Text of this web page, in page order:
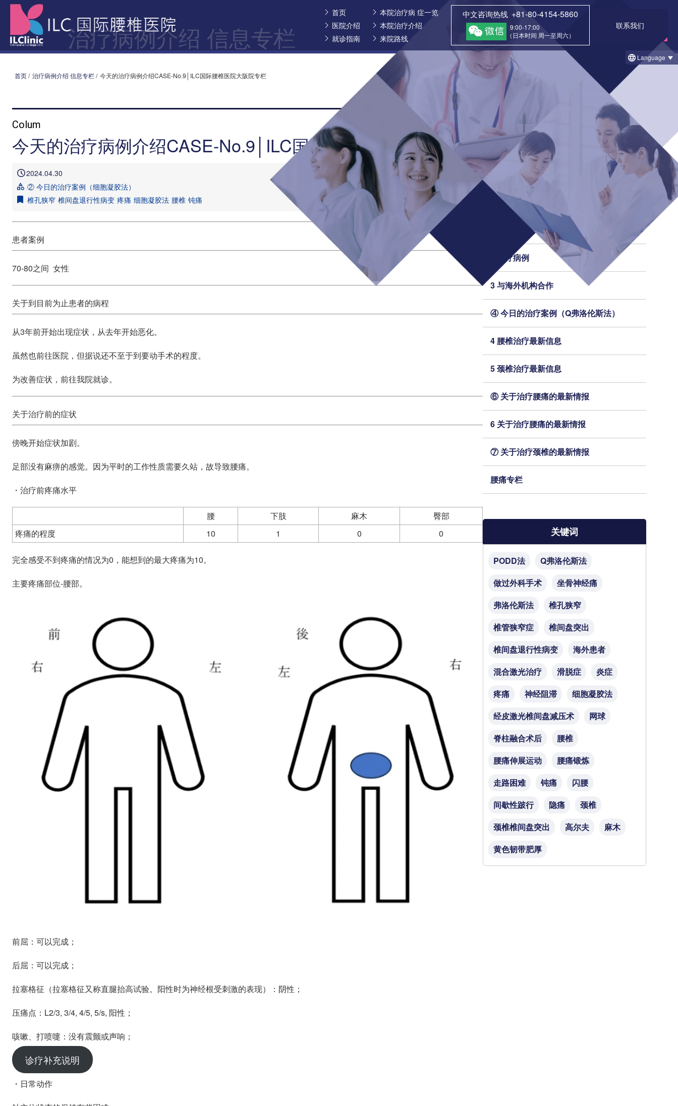
首页
医院介绍
就诊指南
本院治疗病 症一览
本院治疗介绍
来院路线
中文咨询热线 +81-80-4154-5860
9:00-17:00
（日本时间 周一至周六）
联系我们
Language
治疗病例介绍 信息专栏
首页/ 治疗病例介绍 信息专栏/ 今天的治疗病例介绍CASE-No.9│ILC国际腰椎医院大阪院专栏
Colum
今天的治疗病例介绍CASE-No.9│ILC国际腰椎医院大阪院专栏
2024.04.30
② 今日的治疗案例（细胞凝胶法）
椎孔狭窄 椎间盘退行性病变 疼痛 细胞凝胶法 腰椎 钝痛
患者案例
70-80之间 女性
关于到目前为止患者的病程
从3年前开始出现症状，从去年开始恶化。
虽然也前往医院，但据说还不至于到要动手术的程度。
为改善症状，前往我院就诊。
关于治疗前的症状
傍晚开始症状加剧。
足部没有麻痹的感觉。因为平时的工作性质需要久站，故导致腰痛。
・治疗前疼痛水平
腰 下肢 麻木
臀部
疼痛的程度
10 1 0 0
完全感受不到疼痛的情况为0，能想到的最大疼痛为10。
主要疼痛部位-腰部。
前屈：可以完成；
后屈：可以完成；
拉塞格征（拉塞格征又称直腿抬高试验。阳性时为神经根受刺激的表现）：阴性；
压痛点：L2/3, 3/4, 4/5, 5/s, 阳性；
咳嗽、打喷嚏：没有震颤或声响；
诊疗补充说明
・日常动作
① 治疗前和治疗后的案例
1 治疗后回访调查结果例
② 今日的治疗案例（细胞凝胶法）
2 今日的治疗案例（细胞凝胶法）
2 治疗病例
3 与海外机构合作
④ 今日的治疗案例（Q弗洛伦斯法）
4 腰椎治疗最新信息
5 颈椎治疗最新信息
⑥ 关于治疗腰痛的最新情报
6 关于治疗腰痛的最新情报
⑦ 关于治疗颈椎的最新情报
腰痛专栏
关键词
PODD法
Q弗洛伦斯法
做过外科手术
坐骨神经痛
弗洛伦斯法
椎孔狭窄
椎管狭窄症
椎间盘突出
椎间盘退行性病变
海外患者
混合激光治疗
滑脱症
炎症
疼痛
神经阻滞
细胞凝胶法
经皮激光椎间盘减压术
网球
脊柱融合术后
腰椎
腰痛伸展运动
腰痛锻炼
走路困难
钝痛
闪腰
间歇性跛行
隐痛
颈椎
颈椎椎间盘突出
高尔夫
麻木
黄色韧带肥厚